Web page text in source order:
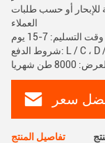
للإبحار أو حسب طلبات
العملاء
وقت التسليم: 7-15 يوم
طن شهريا
سعر
تفاصيل المنتج